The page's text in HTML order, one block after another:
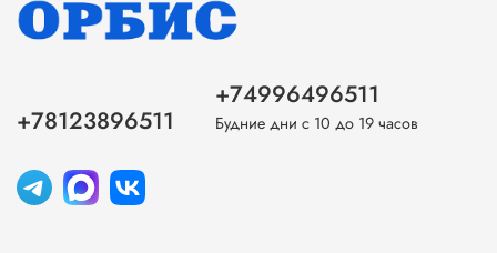
+78123896511
+74996496511
Будние дни с 10 до 19 часов